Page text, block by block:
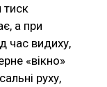
тиск
а при
час видиху,
«вікно»
руху,